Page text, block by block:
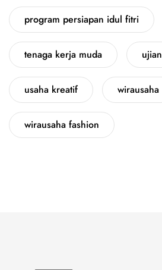
program persiapan idul fitri
tenaga kerja muda ujian
usaha kreatif wirausaha
wirausaha fashion